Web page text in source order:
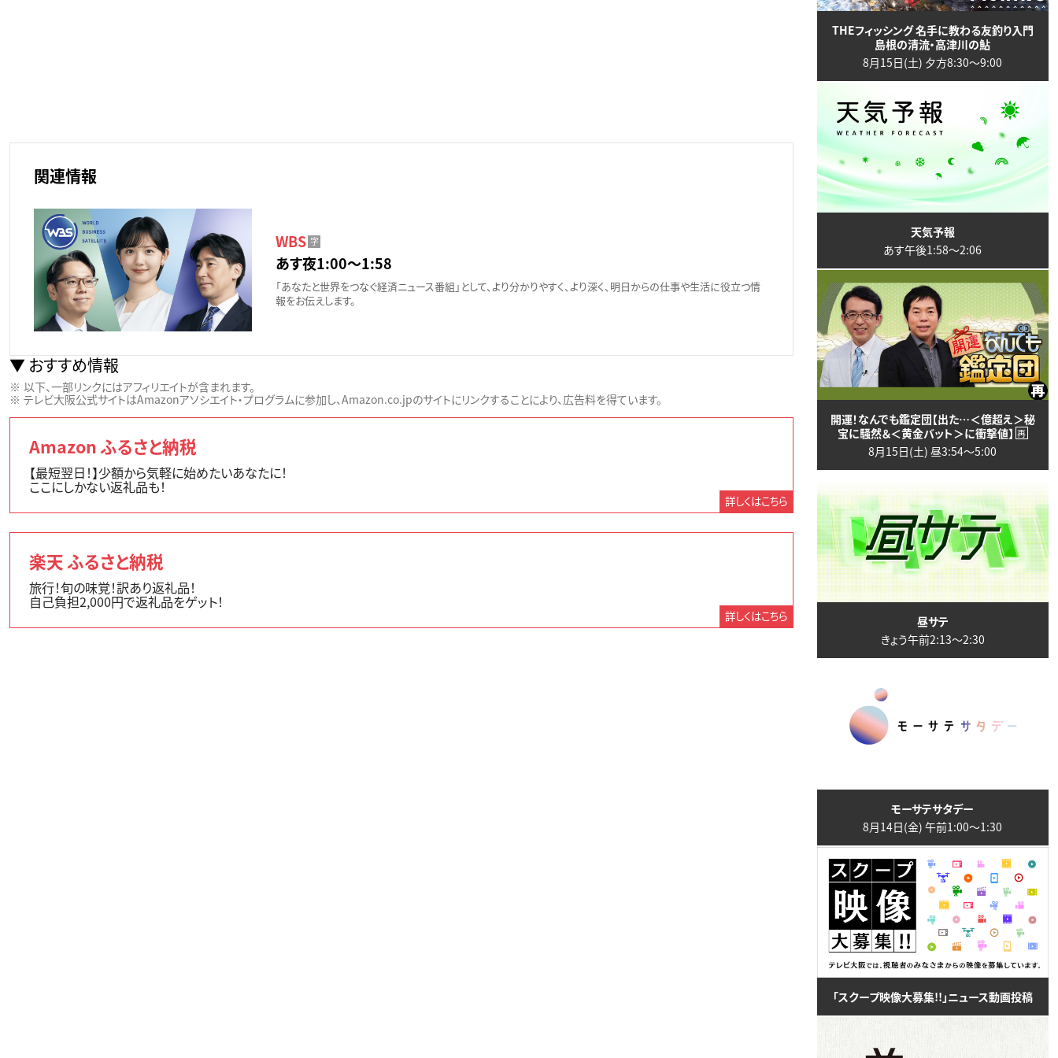
関連情報
WBS 字
あす夜1:00〜1:58
「あなたと世界をつなぐ経済ニュース番組」として、より分かりやすく、より深く、明日からの仕事や生活に役立つ情
報をお伝えします。
おすすめ情報
以下、一部リンクにはアフィリエイトが含まれます。
テレビ大阪公式サイトはAmazonアソシエイト・プログラムに参加し、Amazon.co.jpのサイトにリンクすることにより、広告料を得ています。
Amazon ふるさと納税
【最短翌日！】少額から気軽に始めたいあなたに！
ここにしかない返礼品も！
詳しくはこちら
楽天 ふるさと納税
旅行！旬の味覚！訳あり返礼品！
自己負担2,000円で返礼品をゲット！
詳しくはこちら
THEフィッシング 名手に教わる友釣り入門
島根の清流・高津川の鮎
8月15日(土) 夕方8:30〜9:00
天気予報
あす午後1:58〜2:06
開運！なんでも鑑定団【出た…＜億超え＞秘
宝に騒然＆＜黄金バット＞に衝撃値】 再
8月15日(土) 昼3:54〜5:00
昼サテ
きょう午前2:13〜2:30
モーサテサタデー
8月14日(金) 午前1:00〜1:30
「スクープ映像大募集!!」ニュース動画投稿